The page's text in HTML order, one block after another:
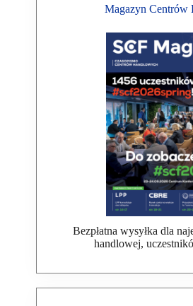
Magazyn Centrów
Bezpłatna wysyłka dla
handlowej,